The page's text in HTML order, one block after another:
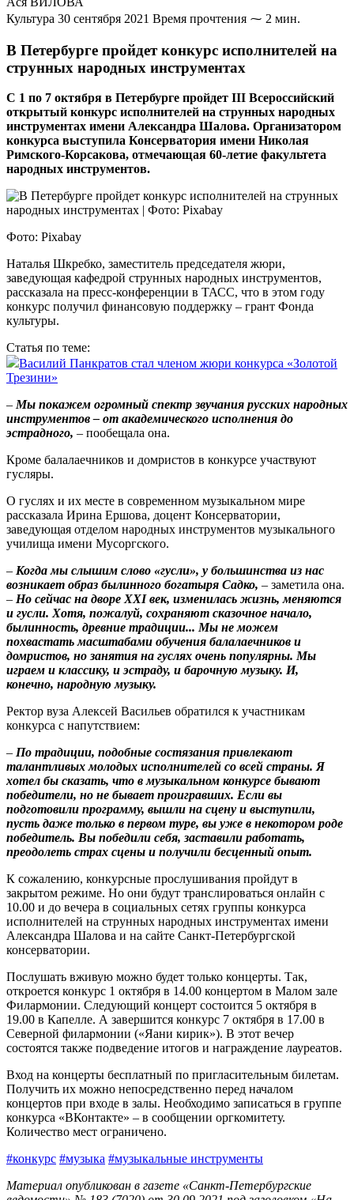
Культура 30 сентября 2021 Время прочтения ⁓ 2 мин.
В Петербурге пройдет конкурс исполнителей на
струнных народных инструментах
С 1 по 7 октября в Петербурге пройдет III Всероссийский
открытый конкурс исполнителей на струнных народных
инструментах имени Александра Шалова. Организатором
конкурса выступила Консерватория имени Николая
Римского-Корсакова, отмечающая 60-летие факультета
народных инструментов.
Фото: Pixabay
Наталья Шкребко, заместитель председателя жюри,
заведующая кафедрой струнных народных инструментов,
рассказала на пресс-конференции в ТАСС, что в этом году
конкурс получил финансовую поддержку – грант Фонда
культуры.
Статья по теме:
Василий Панкратов стал членом жюри конкурса «Золотой
Трезини»
–Мы покажем огромный спектр звучания русских народных
инструментов – от академического исполнения до
эстрадного, – пообещала она.
Кроме балалаечников и домристов в конкурсе участвуют
гусляры.
О гуслях и их месте в современном музыкальном мире
рассказала Ирина Ершова, доцент Консерватории,
заведующая отделом народных инструментов музыкального
училища имени Мусоргского.
– Когда мы слышим слово «гусли», у большинства из нас
возникает образ былинного богатыря Садко, – заметила она.
– Но сейчас на дворе XXI век, изменилась жизнь, меняются
и гусли. Хотя, пожалуй, сохраняют сказочное начало,
былинность, древние традиции... Мы не можем
похвастать масштабами обучения балалаечников и
домристов, но занятия на гуслях очень популярны. Мы
играем и классику, и эстраду, и барочную музыку. И,
конечно, народную музыку.
Ректор вуза Алексей Васильев обратился к участникам
конкурса с напутствием:
– По традиции, подобные состязания привлекают
талантливых молодых исполнителей со всей страны. Я
хотел бы сказать, что в музыкальном конкурсе бывают
победители, но не бывает проигравших. Если вы
подготовили программу, вышли на сцену и выступили,
пусть даже только в первом туре, вы уже в некотором роде
победитель. Вы победили себя, заставили работать,
преодолеть страх сцены и получили бесценный опыт.
К сожалению, конкурсные прослушивания пройдут в
закрытом режиме. Но они будут транслироваться онлайн с
10.00 и до вечера в социальных сетях группы конкурса
исполнителей на струнных народных инструментах имени
Александра Шалова и на сайте Санкт-Петербургской
консерватории.
Послушать вживую можно будет только концерты. Так,
откроется конкурс 1 октября в 14.00 концертом в Малом зале
Филармонии. Следующий концерт состоится 5 октября в
19.00 в Капелле. А завершится конкурс 7 октября в 17.00 в
Северной филармонии («Яани кирик»). В этот вечер
состоятся также подведение итогов и награждение лауреатов.
Вход на концерты бесплатный по пригласительным билетам.
Получить их можно непосредственно перед началом
концертов при входе в залы. Необходимо записаться в группе
конкурса «ВКонтакте» – в сообщении оргкомитету.
Количество мест ограничено.
#конкурс #музыка #музыкальные инструменты
Материал опубликован в газете «Санкт-Петербургские